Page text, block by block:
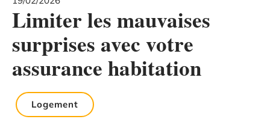
Limiter les mauvaises
surprises avec votre
assurance habitation
Logement